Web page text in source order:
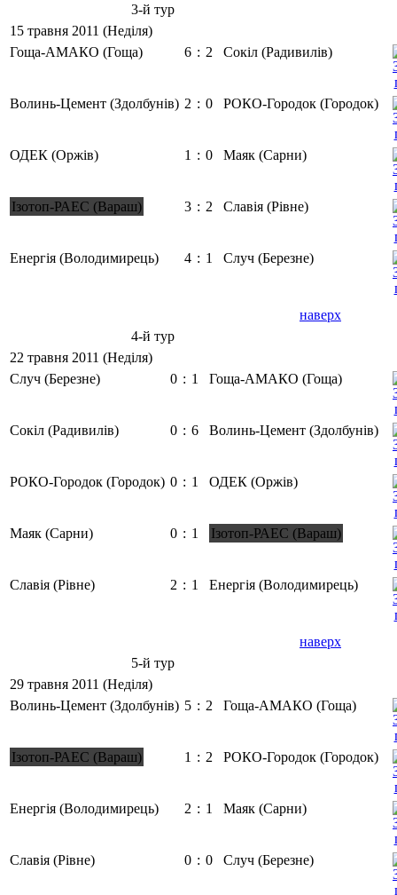
3-й тур
15 травня 2011 (Неділя)
Гоща-АМАКО (Гоща)
6 : 2 Сокіл (Радивилів)
Волинь-Цемент (Здолбунів) 2 : 0 РОКО-Городок (Городок)
ОДЕК (Оржів) 1 : 0 Маяк (Сарни)
Ізотоп-РАЕС (Вараш) 3 : 2 Славія (Рівне)
Енергія (Володимирець) 4 : 1 Случ (Березне)
наверх
4-й тур
22 травня 2011 (Неділя)
Случ (Березне)
0 : 1 Гоща-АМАКО (Гоща)
Сокіл (Радивилів) 0 : 6 Волинь-Цемент (Здолбунів)
РОКО-Городок (Городок) 0 : 1 ОДЕК (Оржів)
Маяк (Сарни) 0 : 1 Ізотоп-РАЕС (Вараш)
Славія (Рівне) 2 : 1 Енергія (Володимирець)
наверх
5-й тур
29 травня 2011 (Неділя)
Волинь-Цемент (Здолбунів) 5 : 2 Гоща-АМАКО (Гоща)
Ізотоп-РАЕС (Вараш) 1 : 2 РОКО-Городок (Городок)
Енергія (Володимирець) 2 : 1 Маяк (Сарни)
Славія (Рівне) 0 : 0 Случ (Березне)